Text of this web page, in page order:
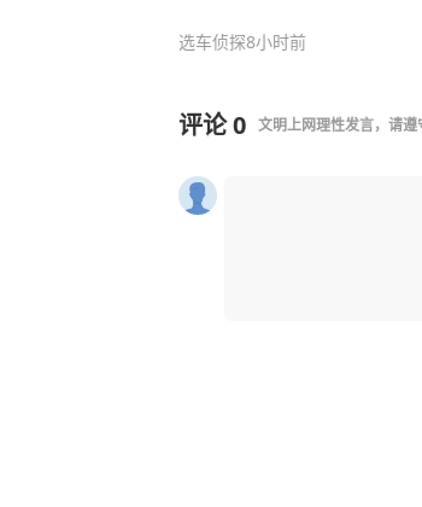
选车侦探8小时前
评论0 文明上网理性发言，请遵